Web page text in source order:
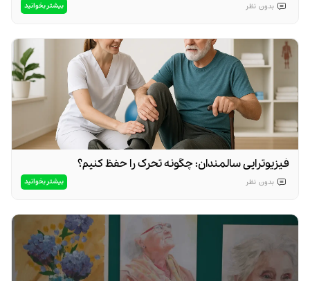
بدون نظر بیشتر بخوانید
فیزیوتراپی سالمندان: چگونه تحرک را حفظ کنیم؟
بدون نظر بیشتر بخوانید